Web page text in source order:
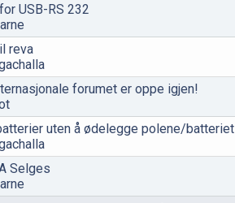
USB-RS 232
reva
forumet er oppe igjen!
uten å ødelegge polene/batteriet
Selges